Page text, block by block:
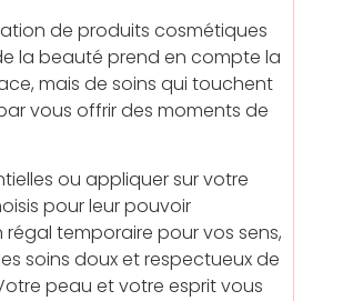
de produits cosmétiques
la beauté prend en compte la
mais de soins qui touchent
vous offrir des moments de
ou appliquer sur votre
pour leur pouvoir
temporaire pour vos sens,
soins doux et respectueux de
peau et votre esprit vous